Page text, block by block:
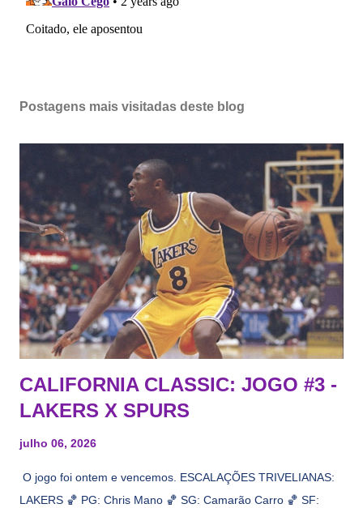
Postagens mais visitadas deste blog
CALIFORNIA CLASSIC: JOGO #3 -
LAKERS X SPURS
julho 06, 2026
O jogo foi ontem e vencemos. ESCALAÇÕES TRIVELIANAS:
LAKERS 🏀 PG: Chris Mano 🏀 SG: Camarão Carro 🏀 SF: